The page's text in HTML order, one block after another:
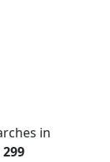
in
299